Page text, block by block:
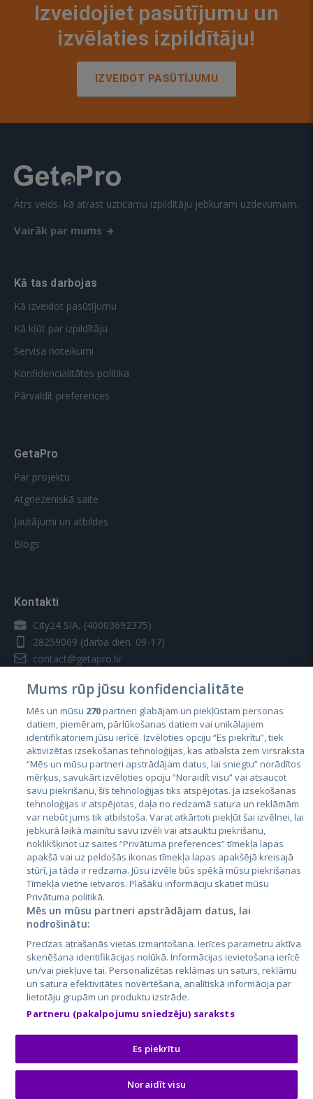
Izveidojiet pasūtījumu un
izvēlaties izpildītāju!
IZVEIDOT PASŪTĪJUMU
Ātrs veids, kā atrast uzticamu izpildītāju jebkuram uzdevumam.
Vairāk par mums
Kā tas darbojas
Kā izveidot pasūtījumu
Kā kļūt par izpildītāju
Servisa noteikumi
Konfidencialitātes politika
Pārvaldīt preferences
GetaPro
Par projektu
Atgriezeniskā saite
Jautājumi un atbildes
Blogs
Kontakti
City24 SIA, (40003692375)
28259069 (darba dien. 09-17)
contact@getapro.lv
Valstis
Igaunija
Latvija
Lietuva
City24.lv
City24.ee
GetaPro.lv
GetaPro.ee
Skelbiu.lt
Autoplius.lt
Aruodas.lt
CVbankas.lt
Kainos.lt
Paslaugos.lt
auto24.ee
Osta.ee
KuldneBörs.ee
Mums rūp jūsu konfidencialitāte
Mēs un mūsu 270partneri glabājam un piekļūstam personas
datiem, piemēram, pārlūkošanas datiem vai unikālajiem
identifikatoriem jūsu ierīcē. Izvēloties opciju “Es piekrītu”, tiek
aktivizētas izsekošanas tehnoloģijas, kas atbalsta zem virsraksta
“Mēs un mūsu partneri apstrādājam datus, lai sniegtu” norādītos
mērķus, savukārt izvēloties opciju “Noraidīt visu” vai atsaucot
savu piekrišanu, šīs tehnoloģijas tiks atspējotas. Ja izsekošanas
tehnoloģijas ir atspējotas, daļa no redzamā satura un reklāmām
var nebūt jums tik atbilstoša. Varat atkārtoti piekļūt šai izvēlnei, lai
jebkurā laikā mainītu savu izvēli vai atsauktu piekrišanu,
noklikšķinot uz saites “Privātuma preferences” tīmekļa lapas
apakšā vai uz peldošās ikonas tīmekļa lapas apakšējā kreisajā
stūrī, ja tāda ir redzama. Jūsu izvēle būs spēkā mūsu piekrišanas
Tīmekļa vietne ietvaros. Plašāku informāciju skatiet mūsu
Privātuma politikā.
Mēs un mūsu partneri apstrādājam datus, lai
nodrošinātu:
Precīzas atrašanās vietas izmantošana. Ierīces parametru aktīva
skenēšana identifikācijas nolūkā. Informācijas ievietošana ierīcē
un/vai piekļuve tai. Personalizētas reklāmas un saturs, reklāmu
un satura efektivitātes novērtēšana, analītiskā informācija par
lietotāju grupām un produktu izstrāde.
Partneru (pakalpojumu sniedzēju) saraksts
Es piekrītu
Noraidīt visu